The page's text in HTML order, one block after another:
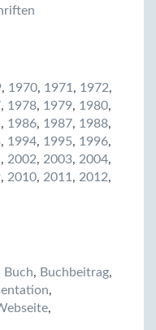
, 1970, 1971 , 1972,
, 1978, 1979, 1980,
, 1986, 1987, 1988,
, 1994, 1995, 1996,
, 2002, 2003, 2004,
, 2010, 2011 , 2012,
Buch, Buchbeitrag,
,
,